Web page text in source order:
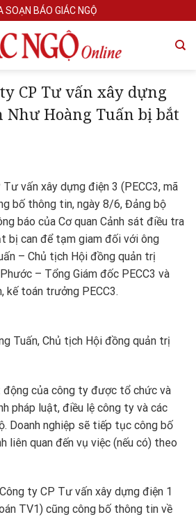
SOẠN BÁO GIÁC NGỘ
CP Tư vấn xây dựng
Như Hoàng Tuấn bị bắt
vấn xây dựng điện 3 (PECC3, mã
bố thông tin, ngày 8/6, Đảng bộ
báo của Cơ quan Cảnh sát điều tra
bị can để tạm giam đối với ông
– Chủ tịch Hội đồng quản trị
– Tổng Giám đốc PECC3 và
kế toán trưởng PECC3.
Tuấn, Chủ tịch Hội đồng quản trị
động của công ty được tổ chức và
pháp luật, điều lệ công ty và các
Doanh nghiệp sẽ tiếp tục công bố
liên quan đến vụ việc (nếu có) theo
ty CP Tư vấn xây dựng điện 1
TV1) cũng công bố thông tin về